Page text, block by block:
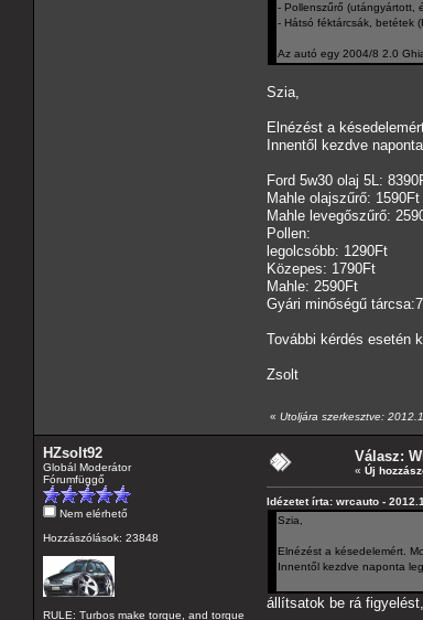
- Pollenszűrő (utángyártott,
- Hátsó féktárcsák, betétek
Az autó egy 2004/8 2.0
Szia,
Elnézést a
Innentől kezdve
Ford 5w30 olaj 5L:
Mahle olajszűrő: 1590Ft
Mahle levegőszűrő:
Pollen:
legolcsóbb: 1290Ft
Közepes: 1790Ft
Mahle: 2590Ft
Gyári minőségű
További kérdés esetén
Zsolt
« Utoljára szerkesztve:
HZsolt92
Globál Moderátor
Fórumfüggő
Nem elérhető
Hozzászólások: 23848
RULE: Turbos make torque, and torque
Válasz:
« Új
Idézetet írta: wrcauto -
Szia,
Elnézést a késedelemért.
Innentől kezdve naponta
állítsatok be rá